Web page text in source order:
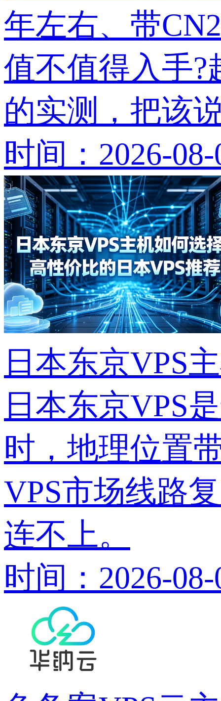
年左右、带
值不值得入手
的实测，把该
时间：2026-08-
日本东京VPS
日本东京VPS
时，地理位置
VPS市场线路
连不上。
时间：2026-08-